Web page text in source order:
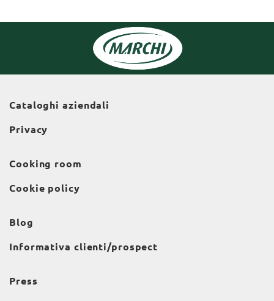
Cataloghi aziendali
Privacy
Cooking room
Cookie policy
Blog
Informativa clienti/prospect
Press